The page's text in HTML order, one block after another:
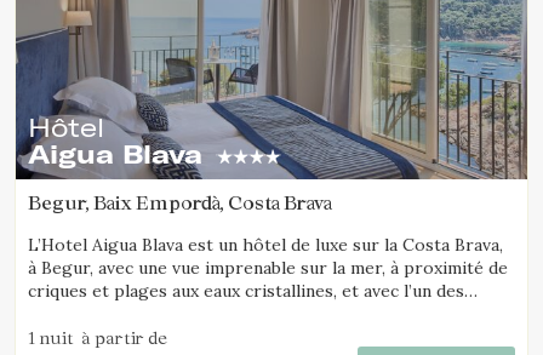
Hôtel
Aigua Blava
Begur, Baix Empordà, Costa Brava
L’Hotel Aigua Blava est un hôtel de luxe sur la Costa Brava,
à Begur, avec une vue imprenable sur la mer, à proximité de
criques et plages aux eaux cristallines, et avec l’un des
1 nuit à partir de